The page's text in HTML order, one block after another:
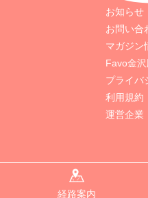
経路案内
お知らせ
お問い合
マガジン
Favo金
プライバ
利用規約
運営企業
© STOREink Inc.